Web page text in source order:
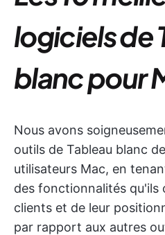
logiciels de
blanc pour
Nous avons
outils de Tableau blanc
utilisateurs Mac, en
des fonctionnalités qu'ils
clients et de leur
par rapport aux autres